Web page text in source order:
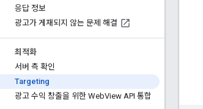
응답 정보
광고가 게재되지 않는 문제 해결
최적화
서버 측 확인
Targeting
광고 수익 창출을 위한 WebView API 통합